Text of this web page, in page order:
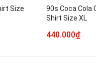
Size
90s Coca Cola
Shirt Size XL
440.000₫